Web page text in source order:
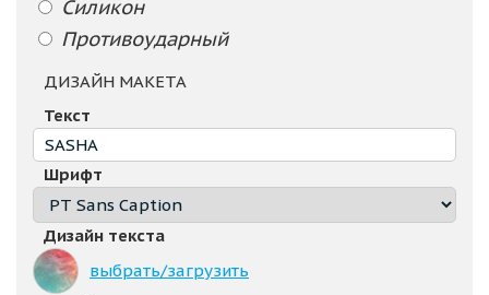
Силикон
Противоударный
ДИЗАЙН МАКЕТА
Текст
Шрифт
Дизайн текста
выбрать/загрузить